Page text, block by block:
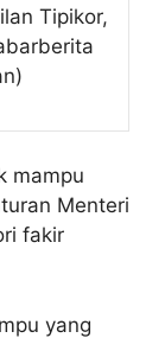
Tipikor,
mampu
Menteri
fakir
yang